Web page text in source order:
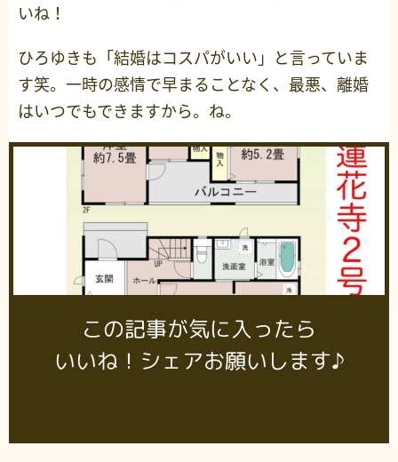
いね！
ひろゆきも「結婚はコスパがいい」と言っていま
す笑。一時の感情で早まることなく、最悪、離婚
はいつでもできますから。ね。
この記事が気に入ったら
いいね！シェアお願いします♪